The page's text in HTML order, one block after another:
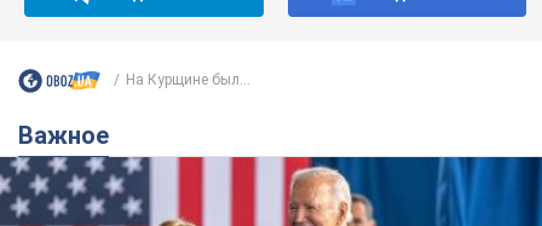
Супруга тяжелобольного Джо Байдена